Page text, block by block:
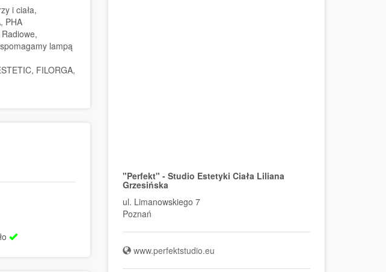
i ciała,
PHA
lampą
FILORGA,
"Perfekt" - Studio Estetyki Ciała Liliana
Grzesińska
ul. Limanowskiego 7
Poznań
www.perfektstudio.eu